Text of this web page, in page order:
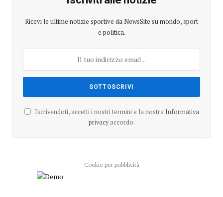
Ricevi le ultime notizie sportive da NewsSite su mondo, sport
e politica.
Iscrivendoti, accetti i nostri termini e la nostra Informativa
privacyaccordo.
Cookie per pubblicità